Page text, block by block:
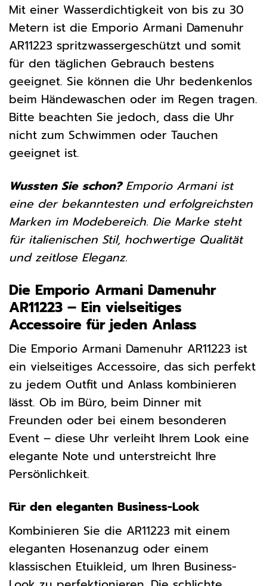
Mit einer Wasserdichtigkeit von bis zu 30
Metern ist die Emporio Armani Damenuhr
AR11223 spritzwassergeschützt und somit
für den täglichen Gebrauch bestens
geeignet. Sie können die Uhr bedenkenlos
beim Händewaschen oder im Regen tragen.
Bitte beachten Sie jedoch, dass die Uhr
nicht zum Schwimmen oder Tauchen
geeignet ist.
Wussten Sie schon?Emporio Armani ist
eine der bekanntesten und erfolgreichsten
Marken im Modebereich. Die Marke steht
für italienischen Stil, hochwertige Qualität
und zeitlose Eleganz.
Die Emporio Armani Damenuhr
AR11223 – Ein vielseitiges
Accessoire für jeden Anlass
Die Emporio Armani Damenuhr AR11223 ist
ein vielseitiges Accessoire, das sich perfekt
zu jedem Outfit und Anlass kombinieren
lässt. Ob im Büro, beim Dinner mit
Freunden oder bei einem besonderen
Event – diese Uhr verleiht Ihrem Look eine
elegante Note und unterstreicht Ihre
Persönlichkeit.
Für den eleganten Business-Look
Kombinieren Sie die AR11223 mit einem
eleganten Hosenanzug oder einem
klassischen Etuikleid, um Ihren Business-